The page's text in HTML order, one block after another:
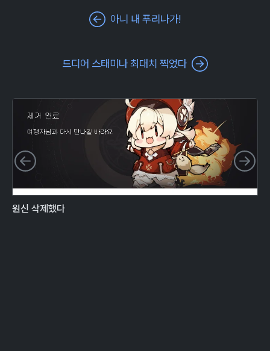
아니 내 푸리나가!
드디어 스태미나 최대치 찍었다
원신 삭제했다
이전 슬라이드 다